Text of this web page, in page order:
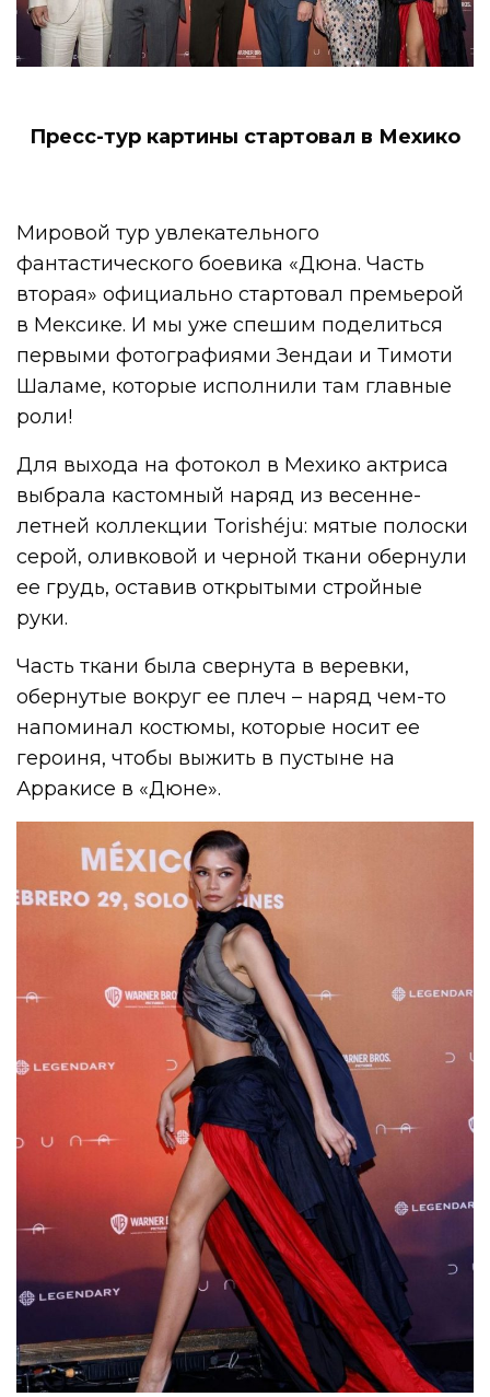
Пресс-тур картины стартовал в Мехико
Мировой тур увлекательного
фантастического боевика «Дюна. Часть
вторая» официально стартовал премьерой
в Мексике. И мы уже спешим поделиться
первыми фотографиями Зендаи и Тимоти
Шаламе, которые исполнили там главные
роли!
Для выхода на фотокол в Мехико актриса
выбрала кастомный наряд из весенне-
летней коллекции Torishéju: мятые полоски
серой, оливковой и черной ткани обернули
ее грудь, оставив открытыми стройные
руки.
Часть ткани была свернута в веревки,
обернутые вокруг ее плеч – наряд чем-то
напоминал костюмы, которые носит ее
героиня, чтобы выжить в пустыне на
Арракисе в «Дюне».